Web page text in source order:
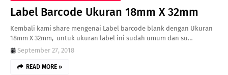
Label Barcode Ukuran 18mm X 32mm
Kembali kami share mengenai Label barcode blank dengan Ukuran
18mm X 32mm, untuk ukuran label ini sudah umum dan su…
September 27, 2018
READ MORE »